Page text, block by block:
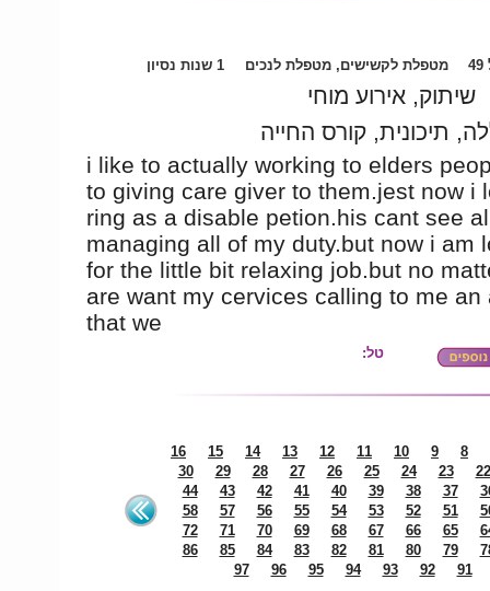
מטפלת לקשישים, מטפלת לנכים 1 שנות נסיון
שיתוק, אירוע מוחי
תיכונית, קורס החייה
i like to actually working to elders
to giving care giver to them.jest now i
ring as a disable petion.his cant see
managing all of my duty.but now i am
for the little bit relaxing job.but no
are want my cervices calling to me an
that we
טל:
8
9
10
11
12
13
14
15
16
22
23
24
25
26
27
28
29
30
37
38
39
40
41
42
43
44
51
52
53
54
55
56
57
58
65
66
67
68
69
70
71
72
79
80
81
82
83
84
85
86
91
92
93
94
95
96
97